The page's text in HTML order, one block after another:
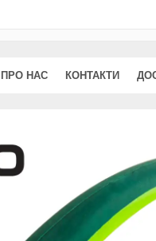
ПРО НАС КОНТАКТИ